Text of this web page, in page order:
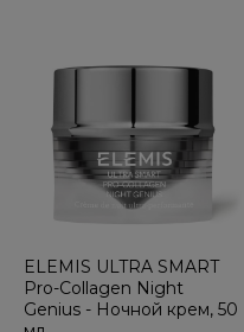
ELEMIS ULTRA SMART
Pro-Collagen Night
Genius - Ночной крем, 50